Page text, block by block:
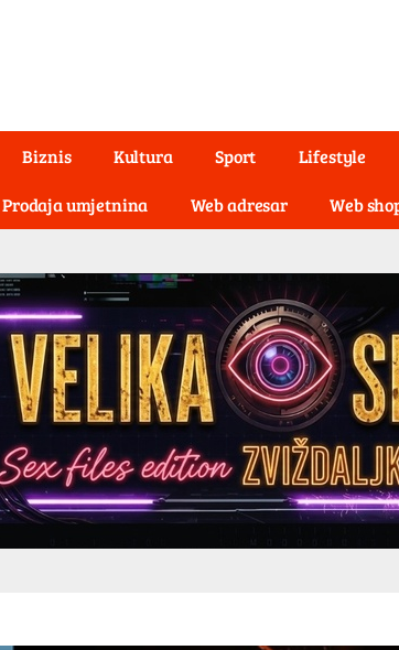
Biznis Kultura Sport Lifestyle
Prodaja umjetnina Web adresar Web